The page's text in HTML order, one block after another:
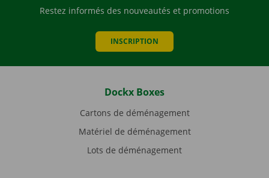
Restez informés des nouveautés et promotions
INSCRIPTION
Dockx Boxes
Cartons de déménagement
Matériel de déménagement
Lots de déménagement